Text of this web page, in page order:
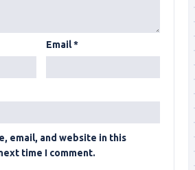
Email*
email, and website in this
time I comment.